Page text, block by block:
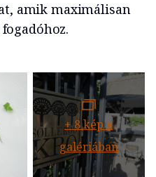
amik maximálisan
+ 8kép a
galériában